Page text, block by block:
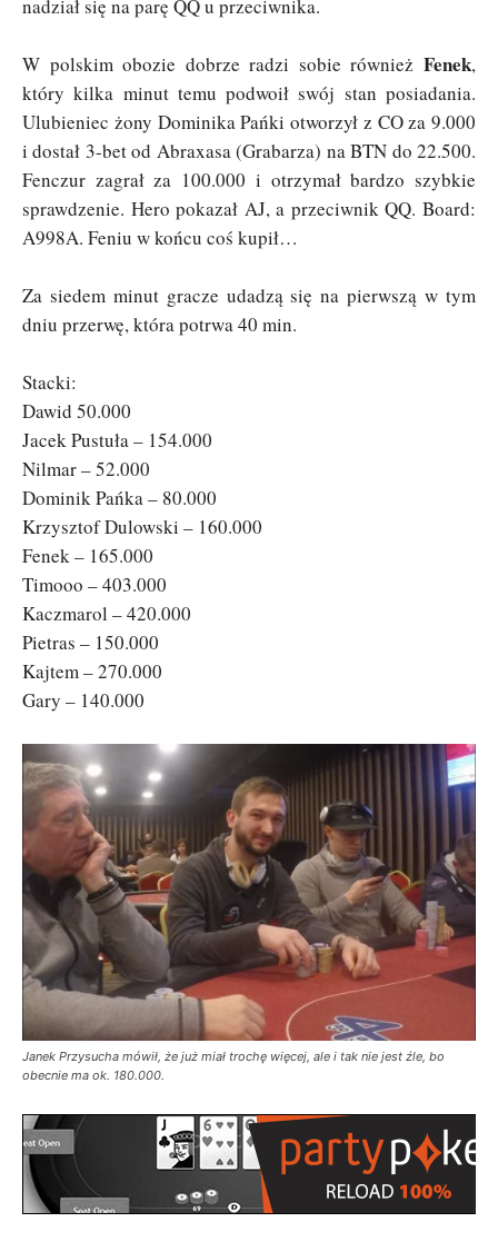
nadział się na parę QQ u przeciwnika.
W polskim obozie dobrze radzi sobie również Fenek,
który kilka minut temu podwoił swój stan posiadania.
Ulubieniec żony Dominika Pańki otworzył z CO za 9.000
i dostał 3-bet od Abraxasa (Grabarza) na BTN do 22.500.
Fenczur zagrał za 100.000 i otrzymał bardzo szybkie
sprawdzenie. Hero pokazał AJ, a przeciwnik QQ. Board:
A998A. Feniu w końcu coś kupił…
Za siedem minut gracze udadzą się na pierwszą w tym
dniu przerwę, która potrwa 40 min.
Stacki:
Dawid 50.000
Jacek Pustuła – 154.000
Nilmar – 52.000
Dominik Pańka – 80.000
Krzysztof Dulowski – 160.000
Fenek – 165.000
Timooo – 403.000
Kaczmarol – 420.000
Pietras – 150.000
Kajtem – 270.000
Gary – 140.000
Janek Przysucha mówił, że już miał trochę więcej, ale i tak nie jest źle, bo
obecnie ma ok. 180.000.